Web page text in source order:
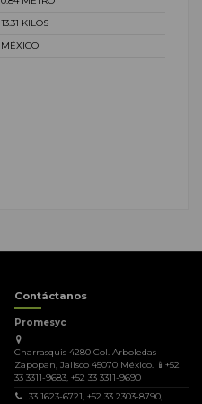
13.31 KILOS
MÉXICO
Contáctanos
Promesyc
Charrasquis 4280 Col. Arboledas
Zapopan, Jalisco 45070 México. 📱+52
33 3311-9683, +52 33 3311-9690
33 1623-6721, +52 33 2303-8790,